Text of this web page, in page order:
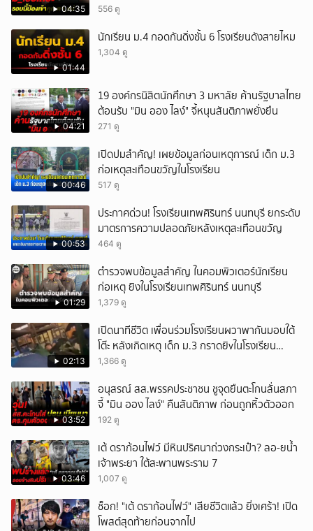
04:35 556 ดู
01:44
นักเรียน ม.4 กอดกันดิ่งชั้น 6 โรงเรียนดังสายไหม
1,304 ดู
04:21
19 องค์กรนิสิตนักศึกษา 3 มหาลัย ค้านรัฐบาลไทย
ต้อนรับ "มิน ออง ไลง์" จี้หนุนสันติภาพยั่งยืน
271 ดู
00:46
เปิดปมสำคัญ! เผยข้อมูลก่อนเหตุการณ์ เด็ก ม.3
ก่อเหตุสะเทือนขวัญในโรงเรียน
517 ดู
00:53
ประกาศด่วน! โรงเรียนเทพศิรินทร์ นนทบุรี ยกระดับ
มาตรการความปลอดภัยหลังเหตุสะเทือนขวัญ
464 ดู
01:29
ตำรวจพบข้อมูลสำคัญ ในคอมพิวเตอร์นักเรียน
ก่อเหตุ ยิงในโรงเรียนเทพศิรินทร์ นนทบุรี
1,379 ดู
02:13
เปิดนาทีชีวิต เพื่อนร่วมโรงเรียนผวาพากันมอบใต้
โต๊ะ หลังเกิดเหตุ เด็ก ม.3 กราดยิvในโรงเรียน
เทพศิรินทร์นนท์ แบบไม่เลือกหน้า เสียงปืนดังสนั่น
1,366 ดู
03:52
อนุสรณ์ สส.พรรคประชาชน ชูจุดยืนตะโกนลั่นสภา
จี้ "มิน ออง ไลง์" คืนสันติภาพ ก่อนถูกหิ้วตัวออก
192 ดู
03:46
เต้ ดราก้อนไฟว์ มีหินปริศนาถ่วงกระเป๋า? ลอ-ยน้ำ
เจ้าพระยา ใต้สะพานพระราม 7
1,007 ดู
ช็อก! "เต้ ดราก้อนไฟว์" เสียชีวิตแล้ว ยิ่งเศร้า! เปิด
โพสต์สุดท้ายก่อนจากไป